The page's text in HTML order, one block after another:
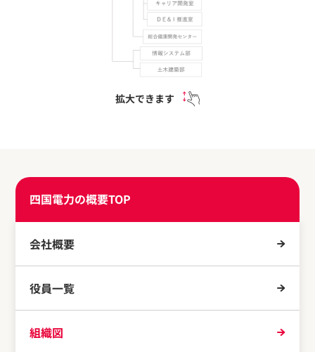
拡大できます
四国電力の概要TOP
会社概要
役員一覧
組織図